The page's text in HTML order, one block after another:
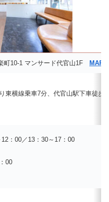
町10-1 マンサード代官山1F MAP
東横線乗車7分、代官山駅下車徒歩5
12：00／13：30～17：00
00